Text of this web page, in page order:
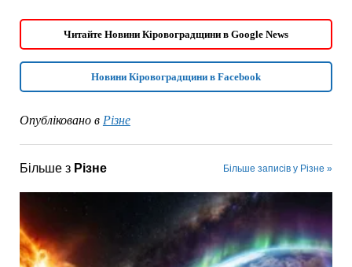
Читайте Новини Кіровоградщини в Google News
Новини Кіровоградщини в Facebook
Опубліковано в Різне
Більше з Різне Більше записів у Різне »